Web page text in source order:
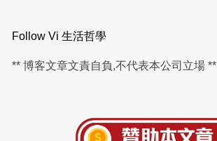
Follow Vi 生活哲學
** 博客文章文責自負,不代表本公司立場 **